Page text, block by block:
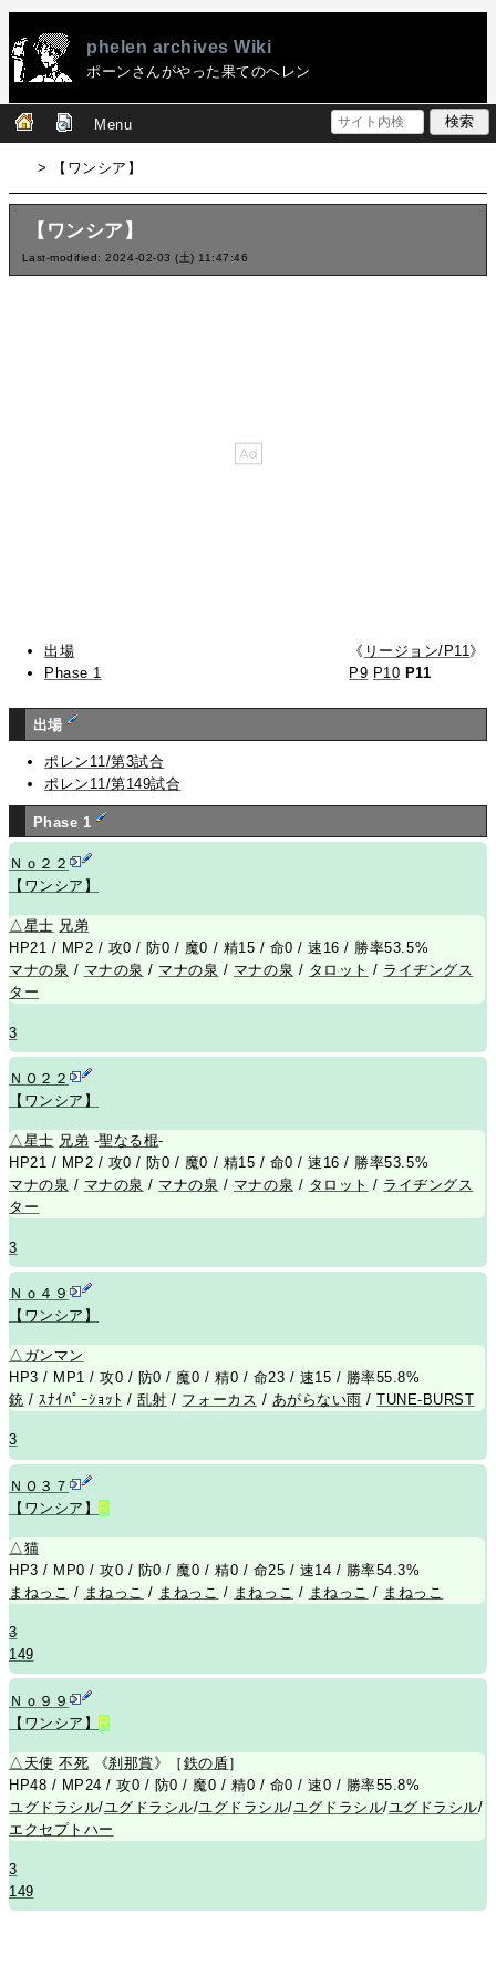
phelen archives Wiki
ポーンさんがやった果てのヘレン
Menu
> 【ワンシア】
【ワンシア】
Last-modified: 2024-02-03 (土) 11:47:46
出場
Phase 1
《 リージョン/P11 》
P9 P10 P11
出場
ポレン11/第3試合
ポレン11/第149試合
Phase 1
Ｎｏ２２
【ワンシア】
△星士 兄弟
HP21 / MP2 / 攻0 / 防0 / 魔0 / 精15 / 命0 / 速16 / 勝率53.5%
マナの泉 / マナの泉 / マナの泉 / マナの泉 / タロット / ライヂングス
ター
3
ＮＯ２２
【ワンシア】
△星士 兄弟 -聖なる棍-
HP21 / MP2 / 攻0 / 防0 / 魔0 / 精15 / 命0 / 速16 / 勝率53.5%
マナの泉 / マナの泉 / マナの泉 / マナの泉 / タロット / ライヂングス
ター
3
Ｎｏ４９
【ワンシア】
△ ガンマン
HP3 / MP1 / 攻0 / 防0 / 魔0 / 精0 / 命23 / 速15 / 勝率55.8%
銃 /ｽﾅｲﾊﾟｰｼｮｯﾄ / 乱射 / フォーカス / あがらない雨 /TUNE-BURST
3
ＮＯ３７
【ワンシア】
R
△猫
HP3 / MP0 / 攻0 / 防0 / 魔0 / 精0 / 命25 / 速14 / 勝率54.3%
まねっこ / まねっこ / まねっこ / まねっこ / まねっこ / まねっこ
3
149
Ｎｏ９９
【ワンシア】
R
△ 天使 不死 《刹那賞》［ 鉄の盾］
HP48 / MP24 / 攻0 / 防0 / 魔0 / 精0 / 命0 / 速0 / 勝率55.8%
ユグドラシル/ユグドラシル/ユグドラシル/ユグドラシル/ユグドラシル/
エクセプトハー
3
149